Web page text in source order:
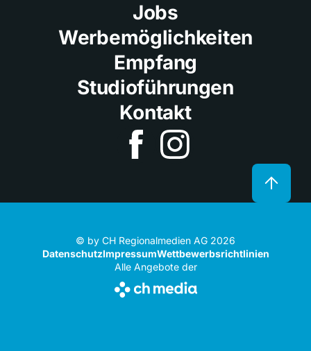
Jobs
Werbemöglichkeiten
Empfang
Studioführungen
Kontakt
© by CH Regionalmedien AG 2026
DatenschutzImpressumWettbewerbsrichtlinien
Alle Angebote der